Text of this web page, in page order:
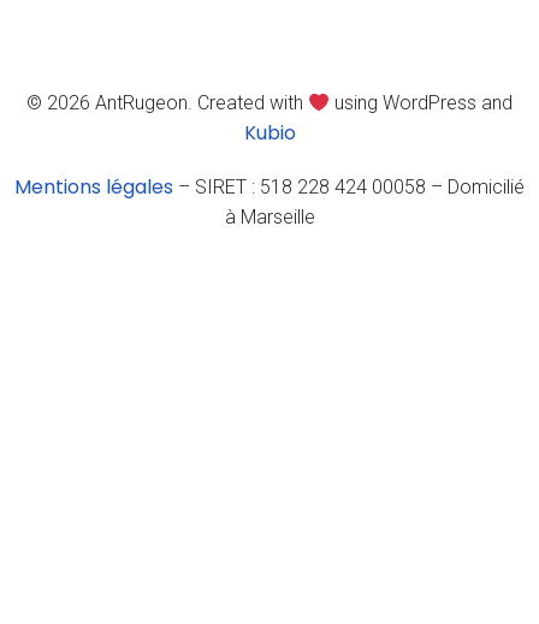
© 2026 AntRugeon. Created with using WordPress and
Kubio
Mentions légales – SIRET : 518 228 424 00058 – Domicilié
à Marseille